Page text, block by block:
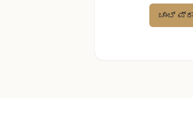
ಚಾಟ್